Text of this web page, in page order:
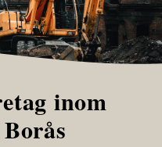
inom